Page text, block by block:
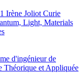
Irène Joliot Curie
Light, Materials
d'ingénieur de
Théorique et Appliquée